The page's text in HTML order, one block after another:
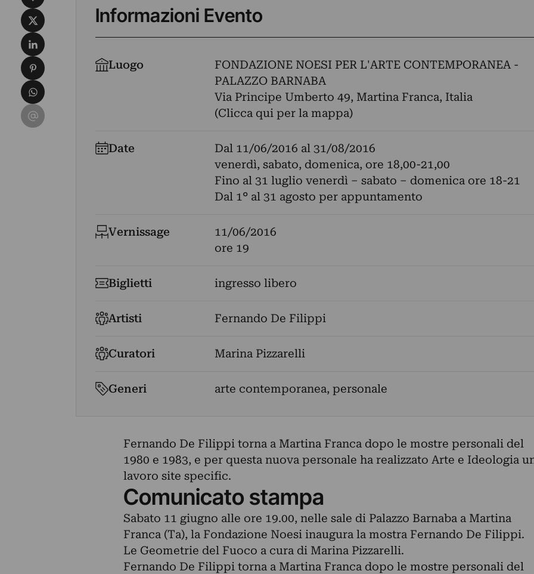
Informazioni Evento
Luogo
FONDAZIONE NOESI PER L'ARTE CONTEMPORANEA -
PALAZZO BARNABA
Via Principe Umberto 49, Martina Franca, Italia
(Clicca qui per la mappa)
Date Dal 11/06/2016 al 31/08/2016
venerdì, sabato, domenica, ore 18,00-21,00
Fino al 31 luglio venerdì – sabato – domenica ore 18-21
Dal 1° al 31 agosto per appuntamento
Vernissage
11/06/2016
ore 19
Biglietti ingresso libero
Artisti Fernando De Filippi
Curatori Marina Pizzarelli
Generi arte contemporanea, personale
Fernando De Filippi torna a Martina Franca dopo le mostre personali del
1980 e 1983, e per questa nuova personale ha realizzato Arte e Ideologia
lavoro site specific.
Comunicato stampa
Sabato 11 giugno alle ore 19.00, nelle sale di Palazzo Barnaba a Martina
Franca (Ta), la Fondazione Noesi inaugura la mostra Fernando De Filippi.
Le Geometrie del Fuoco a cura di Marina Pizzarelli.
Fernando De Filippi torna a Martina Franca dopo le mostre personali del
Condividi su X
Condividi su LinkedIn
Condividi su Pinterest
Condividi su WhatsApp
Condividi su Email